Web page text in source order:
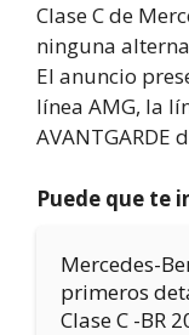
Clase C de
ninguna
El anuncio
línea AMG, la
AVANTGARDE
Puede que te
Mercedes-
primeros
Clase C -BR